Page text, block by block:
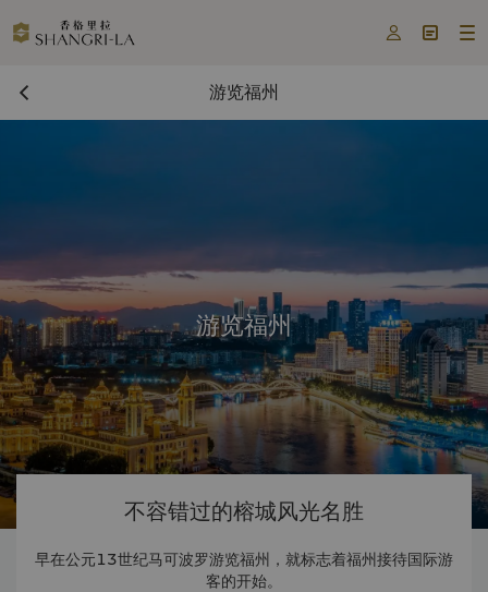
  
游览福州
游览福州
不容错过的榕城风光名胜
早在公元13世纪马可波罗游览福州，就标志着福州接待国际游
客的开始。